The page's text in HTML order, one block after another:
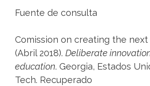
Fuente de consulta
Comission on creating the next
(Abril 2018). Deliberate
education. Georgia, Estados
Tech. Recuperado